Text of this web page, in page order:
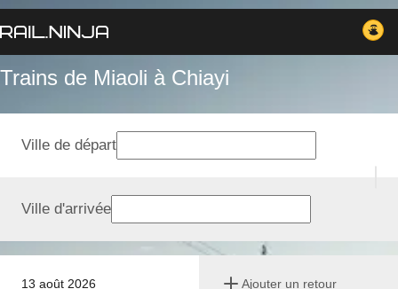
Trains de Miaoli à Chiayi
13 août 2026 Ajouter un retour
Ville de départ
Ville d'arrivée